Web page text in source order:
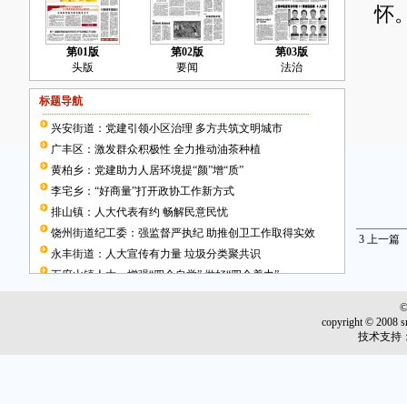
第01版
头版
第02版
要闻
第03版
法治
标题导航
兴安街道：党建引领小区治理 多方共筑文明城市
广丰区：激发群众积极性 全力推动油茶种植
黄柏乡：党建助力人居环境提“颜”增“质”
李宅乡：“好商量”打开政协工作新方式
排山镇：人大代表有约 畅解民意民忧
饶州街道纪工委：强监督严执纪 助推创卫工作取得实效
永丰街道：人大宣传有力量 垃圾分类聚共识
五府山镇人大：增强“四个自觉” 做好“四个着力”
弋阳公路事业发展中心积极开展慰问活动
怀
3 上一篇
copyright © 2008
技术支持